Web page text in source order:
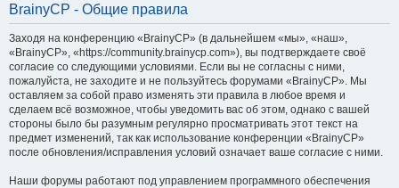
BrainyCP - Общие правила
Заходя на конференцию «BrainyCP» (в дальнейшем «мы», «наш»,
«BrainyCP», «https://community.brainycp.com»), вы подтверждаете своё
согласие со следующими условиями. Если вы не согласны с ними,
пожалуйста, не заходите и не пользуйтесь форумами «BrainyCP». Мы
оставляем за собой право изменять эти правила в любое время и
сделаем всё возможное, чтобы уведомить вас об этом, однако с вашей
стороны было бы разумным регулярно просматривать этот текст на
предмет изменений, так как использование конференции «BrainyCP»
после обновления/исправления условий означает ваше согласие с ними.
Наши форумы работают под управлением программного обеспечения